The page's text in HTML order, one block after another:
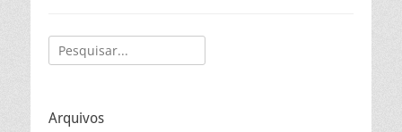
Pesquisar
por:
Arquivos